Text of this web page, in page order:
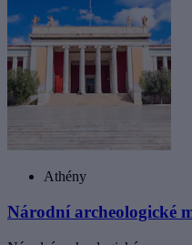
Athény
Národní archeologické